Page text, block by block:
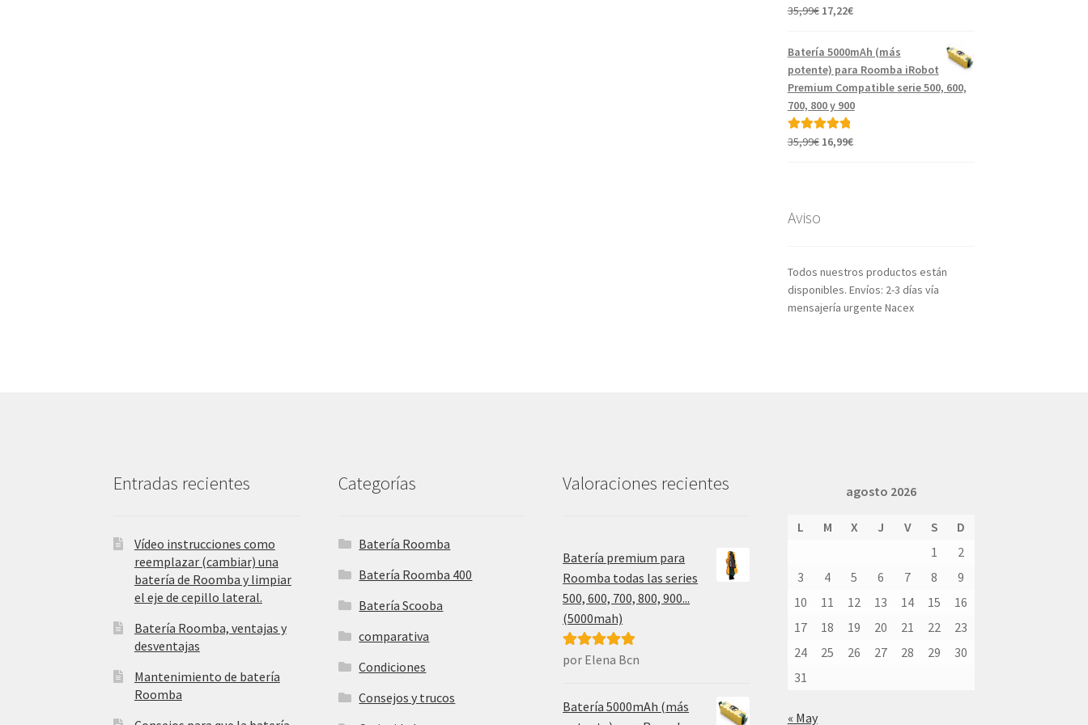
Valorado con
35,99€ El
original
era:
35,99€.
17,22€El
actual
es:
17,22€.
Batería 5000mAh (más
potente) para Roomba iRobot
Premium Compatible serie 500, 600,
700, 800 y 900
Valorado con
35,99€ El
16,99€El
Aviso
Todos nuestros productos están
disponibles. Envíos: 2-3 días vía
mensajería urgente Nacex
Entradas recientes
Vídeo instrucciones como
reemplazar (cambiar) una
batería de Roomba y limpiar
el eje de cepillo lateral.
Batería Roomba, ventajas y
desventajas
Mantenimiento de batería
Roomba
Categorías
Batería Roomba
Batería Roomba 400
Batería Scooba
comparativa
Condiciones
Consejos y trucos
Valoraciones recientes
Batería premium para
Roomba todas las series
500, 600, 700, 800, 900...
(5000mah)
Valorado con
por Elena Bcn
Batería 5000mAh (más
agosto 2026
L M X J V S
D
1
2
3
4 5 6 7 8
9
10
11 12 13 14 15
16
17
18 19 20 21 22
23
24
25 26 27 28 29
30
31
« May